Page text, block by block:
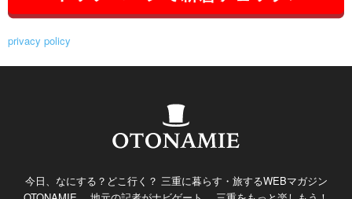
privacy policy
今日、なにする？どこ行く？ 三重に暮らす・旅するWEBマガジン